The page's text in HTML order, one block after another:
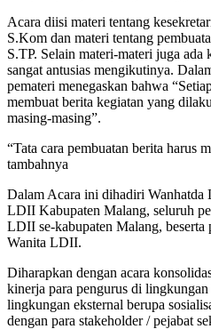
Acara diisi materi tentang
S.Kom dan materi tentang
S.TP. Selain materi-materi juga ada
sangat antusias mengikutinya.
pemateri menegaskan bahwa
membuat berita kegiatan yang
masing-masing”.
“Tata cara pembuatan berita harus
tambahnya
Dalam Acara ini dihadiri
LDII Kabupaten Malang, seluruh
LDII se-kabupaten Malang,
Wanita LDII.
Diharapkan dengan acara
kinerja para pengurus di
lingkungan eksternal berupa
dengan para stakeholder / pejabat